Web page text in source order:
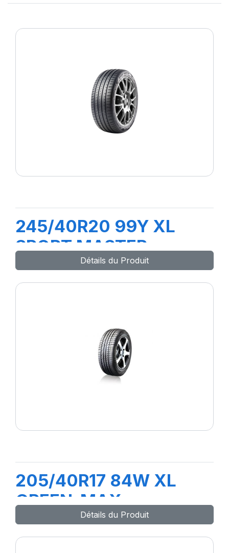
245/40R20 99Y XL
SPORT MASTER
Détails du Produit
205/40R17 84W XL
GREEN-MAX
Détails du Produit